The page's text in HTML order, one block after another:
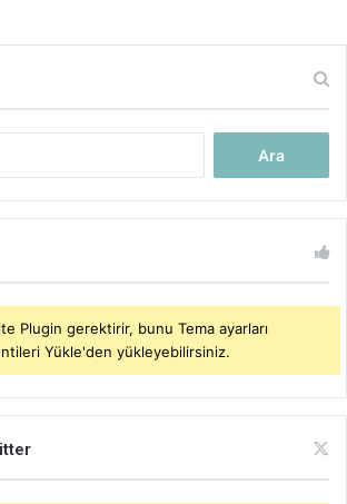
Plugin gerektirir, bunu Tema ayarları
Yükle'den yükleyebilirsiniz.